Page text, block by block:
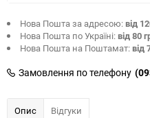
Нова Пошта за адресою:від
Нова Пошта по Україні:від 80
Нова Пошта на Поштамат:від
Замовлення по телефону
Опис Відгуки